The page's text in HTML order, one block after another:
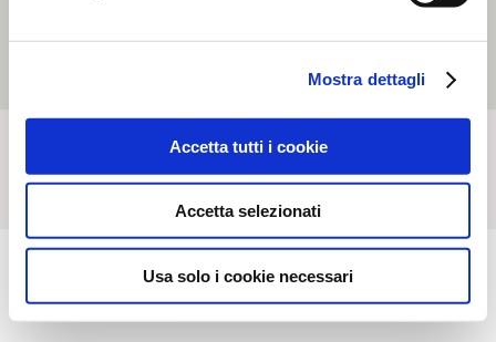
Mostra dettagli
Accetta tutti i cookie
Accetta selezionati
Usa solo i cookie necessari
Show all stores
Powered byRetailTunesrl